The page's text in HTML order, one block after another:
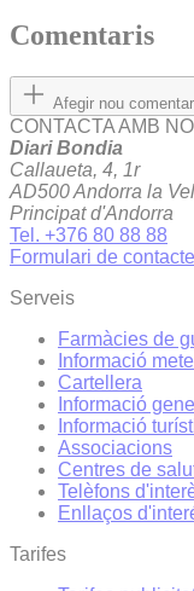
Comentaris
Afegir nou
CONTACTA AMB
Diari Bondia
Callaueta, 4, 1r
AD500 Andorra la
Principat d'Andorra
Tel. +376 80 88 88
Formulari de contacte
Serveis
Farmàcies de
Informació
Cartellera
Informació
Informació
Associacions
Centres de
Telèfons
Enllaços
Tarifes